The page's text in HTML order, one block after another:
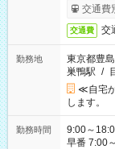
交通費
交通費 交
勤務地
東京都豊
巣鴨駅 /
≪自宅
します。
勤務時間
9:00～18:00（休憩60分
早番 7:00～